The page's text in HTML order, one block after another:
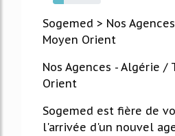
23%
Sogemed > Nos
Moyen Orient
Nos Agences - Algérie /
Orient
Sogemed est fière de
l'arrivée d'un nouvel